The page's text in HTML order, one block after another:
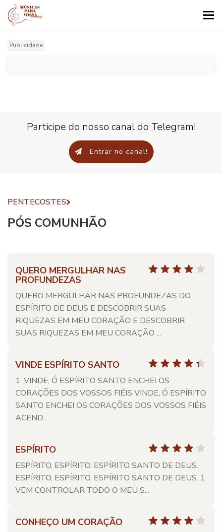
Publicidade
Participe do nosso canal do Telegram!
Entrar no canal!
PENTECOSTES
PÓS COMUNHÃO
QUERO MERGULHAR NAS
PROFUNDEZAS
QUERO MERGULHAR NAS PROFUNDEZAS DO
ESPÍRITO DE DEUS E DESCOBRIR SUAS
RIQUEZAS EM MEU CORAÇÃO E DESCOBRIR
SUAS RIQUEZAS EM MEU CORAÇÃO ...
VINDE ESPÍRITO SANTO
1. VINDE, Ó ESPÍRITO SANTO ENCHEI OS
CORAÇÕES DOS VOSSOS FIÉIS VINDE, Ó ESPÍRITO
SANTO ENCHEI OS CORAÇÕES DOS VOSSOS FIÉIS
ACEND...
ESPÍRITO
ESPÍRITO, ESPÍRITO, ESPÍRITO SANTO DE DEUS.
ESPÍRITO, ESPÍRITO, ESPÍRITO SANTO DE DEUS. 1.
VEM CONTROLAR TODO O MEU S...
CONHEÇO UM CORAÇÃO